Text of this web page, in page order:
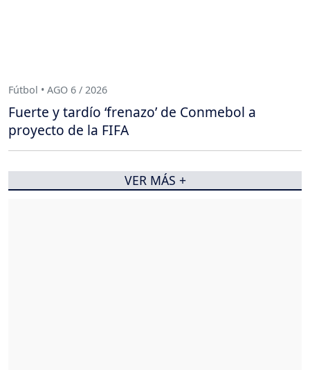
Fútbol • AGO 6 / 2026
Fuerte y tardío ‘frenazo’ de Conmebol a
proyecto de la FIFA
VER MÁS +